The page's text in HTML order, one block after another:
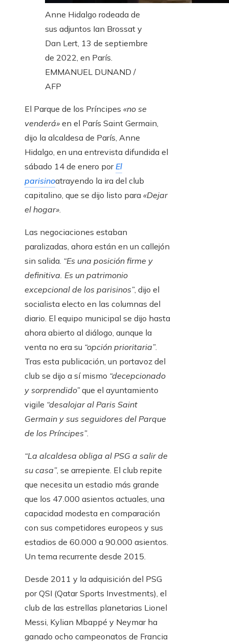
Anne Hidalgo rodeada de
sus adjuntos Ian Brossat y
Dan Lert, 13 de septiembre
de 2022, en París.
EMMANUEL DUNAND /
AFP
El Parque de los Príncipes «no se
venderá» en el París Saint Germain,
dijo la alcaldesa de París, Anne
Hidalgo, en una entrevista difundida el
sábado 14 de enero porEl
parisinoatrayendo la ira del club
capitalino, que se dijo listo para «Dejar
el hogar».
Las negociaciones estaban
paralizadas, ahora están en un callejón
sin salida. “Es una posición firme y
definitiva. Es un patrimonio
excepcional de los parisinos”, dijo el
socialista electo en las columnas del
diario. El equipo municipal se dijo hasta
ahora abierto al diálogo, aunque la
venta no era su “opción prioritaria”.
Tras esta publicación, un portavoz del
club se dijo a sí mismo “decepcionado
y sorprendido”que el ayuntamiento
vigile “desalojar al Paris Saint
Germain y sus seguidores del Parque
de los Príncipes”.
“La alcaldesa obliga al PSG a salir de
su casa”, se arrepiente. El club repite
que necesita un estadio más grande
que los 47.000 asientos actuales, una
capacidad modesta en comparación
con sus competidores europeos y sus
estadios de 60.000 a 90.000 asientos.
Un tema recurrente desde 2015.
Desde 2011 y la adquisición del PSG
por QSI (Qatar Sports Investments), el
club de las estrellas planetarias Lionel
Messi, Kylian Mbappé y Neymar ha
ganado ocho campeonatos de Francia